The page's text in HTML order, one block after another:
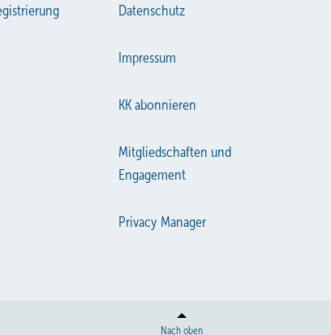
Datenschutz
Impressum
KK abonnieren
Mitgliedschaften und
Engagement
Privacy Manager
Nach oben